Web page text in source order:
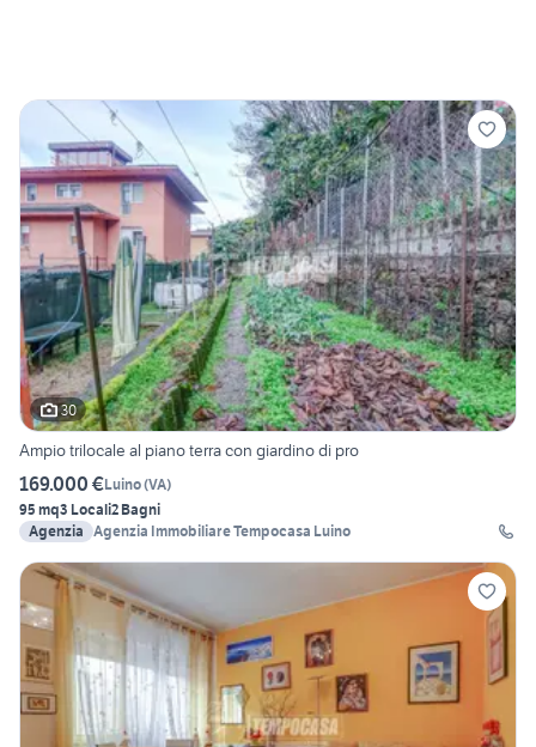
30
Ampio trilocale al piano terra con giardino di pro
169.000 €Luino(VA)
95 mq3 Locali2 Bagni
Agenzia Agenzia Immobiliare Tempocasa Luino